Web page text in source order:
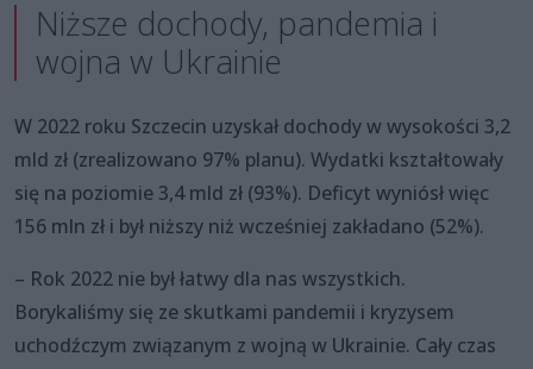
Niższe dochody, pandemia i
wojna w Ukrainie
W 2022 roku Szczecin uzyskał dochody w wysokości 3,2
mld zł (zrealizowano 97% planu). Wydatki kształtowały
się na poziomie 3,4 mld zł (93%). Deficyt wyniósł więc
156 mln zł i był niższy niż wcześniej zakładano (52%).
– Rok 2022 nie był łatwy dla nas wszystkich.
Borykaliśmy się ze skutkami pandemii i kryzysem
uchodźczym związanym z wojną w Ukrainie. Cały czas